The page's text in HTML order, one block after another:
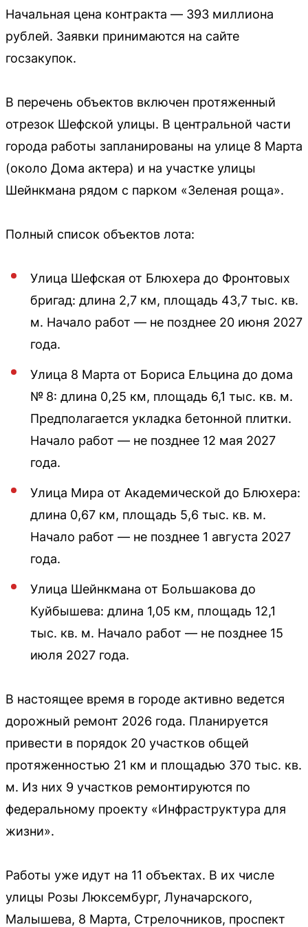
Начальная цена контракта — 393 миллиона
рублей. Заявки принимаются на сайте
госзакупок.
В перечень объектов включен протяженный
отрезок Шефской улицы. В центральной части
города работы запланированы на улице 8 Марта
(около Дома актера) и на участке улицы
Шейнкмана рядом с парком «Зеленая роща».
Полный список объектов лота:
Улица Шефская от Блюхера до Фронтовых
бригад: длина 2,7 км, площадь 43,7 тыс. кв.
м. Начало работ — не позднее 20 июня 2027
года.
Улица 8 Марта от Бориса Ельцина до дома
№ 8: длина 0,25 км, площадь 6,1 тыс. кв. м.
Предполагается укладка бетонной плитки.
Начало работ — не позднее 12 мая 2027
года.
Улица Мира от Академической до Блюхера:
длина 0,67 км, площадь 5,6 тыс. кв. м.
Начало работ — не позднее 1 августа 2027
года.
Улица Шейнкмана от Большакова до
Куйбышева: длина 1,05 км, площадь 12,1
тыс. кв. м. Начало работ — не позднее 15
июля 2027 года.
В настоящее время в городе активно ведется
дорожный ремонт 2026 года. Планируется
привести в порядок 20 участков общей
протяженностью 21 км и площадью 370 тыс. кв.
м. Из них 9 участков ремонтируются по
федеральному проекту «Инфраструктура для
жизни».
Работы уже идут на 11 объектах. В их числе
улицы Розы Люксембург, Луначарского,
Малышева, 8 Марта, Стрелочников, проспект